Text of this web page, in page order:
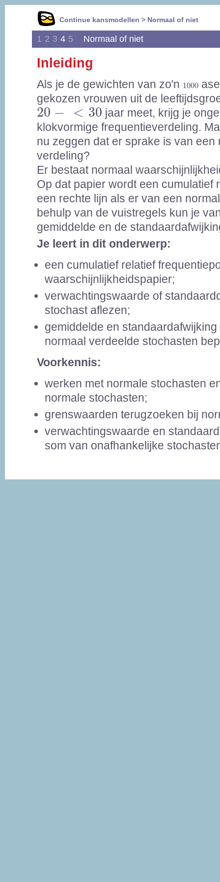
Continue kansmodellen > Normaal of niet
1 2 3 4 5 Normaal of niet
Inleiding
Als je de gewichten van zo'n 1000
1000
gekozen vrouwen uit de
20 − < 30
20-<30
jaar meet, krijg je
klokvormige frequentieverdeling.
nu zeggen dat er sprake is van een
verdeling?
Er bestaat normaal
Op dat papier wordt een cumulatief
een rechte lijn als er van een
behulp van de vuistregels kun je
gemiddelde en de
Je leert in dit onderwerp:
een cumulatief relatief
waarschijnlijkheidspapier;
verwachtingswaarde of
stochast aflezen;
gemiddelde en
normaal verdeelde stochasten
Voorkennis:
werken met normale stochasten
normale stochasten;
grenswaarden terugzoeken bij
verwachtingswaarde en
som van onafhankelijke